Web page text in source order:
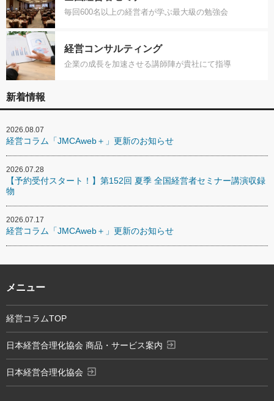
毎回600名以上の経営者が学ぶ最大級の勉強会
経営コンサルティング
企業の成長を加速させる講師陣が貴社にて指導
新着情報
2026.08.07
経営コラム「JMCAweb＋」更新のお知らせ
2026.07.28
【予約受付スタート！】第152回 夏季 全国経営者セミナー講演収録
物
2026.07.17
経営コラム「JMCAweb＋」更新のお知らせ
メニュー
経営コラムTOP
日本経営合理化協会 商品・サービス案内 exit_to_app
日本経営合理化協会 exit_to_app